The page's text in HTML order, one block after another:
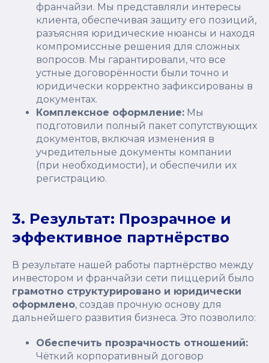
франчайзи. Мы представляли интересы
клиента, обеспечивая защиту его позиций,
разъясняя юридические нюансы и находя
компромиссные решения для сложных
вопросов. Мы гарантировали, что все
устные договорённости были точно и
юридически корректно зафиксированы в
документах.
Комплексное оформление: Мы
подготовили полный пакет сопутствующих
документов, включая изменения в
учредительные документы компании
(при необходимости), и обеспечили их
регистрацию.
3. Результат: Прозрачное и
эффективное партнёрство
В результате нашей работы партнёрство между
инвестором и франчайзи сети пиццерий было
грамотно структурировано и юридически
оформлено, создав прочную основу для
дальнейшего развития бизнеса. Это позволило:
Обеспечить прозрачность отношений:
Чёткий корпоративный договор